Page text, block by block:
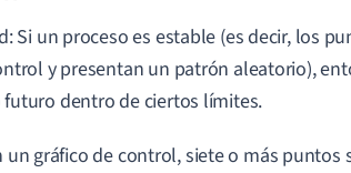
Si un proceso es estable (es decir, los
y presentan un patrón aleatorio),
dentro de ciertos límites.
un gráfico de control, siete o más